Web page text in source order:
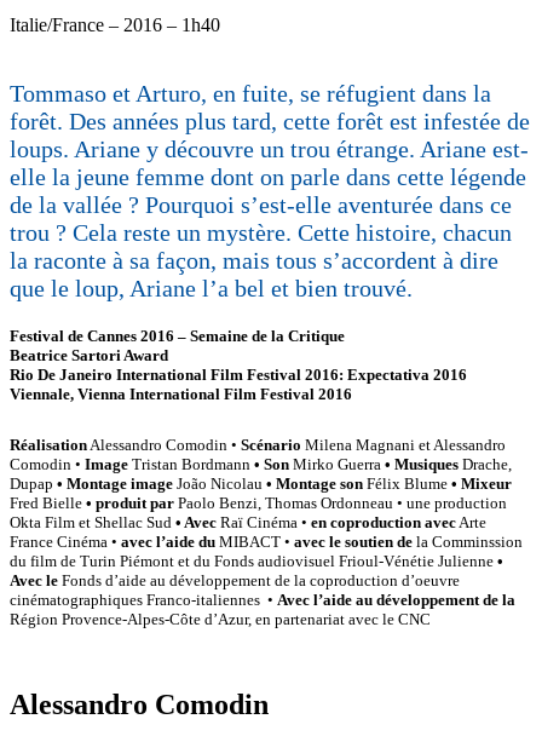
Italie/France – 2016 – 1h40
Tommaso et Arturo, en fuite, se réfugient dans la
forêt. Des années plus tard, cette forêt est infestée de
loups. Ariane y découvre un trou étrange. Ariane est-
elle la jeune femme dont on parle dans cette légende
de la vallée ? Pourquoi s’est-elle aventurée dans ce
trou ? Cela reste un mystère. Cette histoire, chacun
la raconte à sa façon, mais tous s’accordent à dire
que le loup, Ariane l’a bel et bien trouvé.
Festival de Cannes 2016 – Semaine de la Critique
Beatrice Sartori Award
Rio De Janeiro International Film Festival 2016: Expectativa 2016
Viennale, Vienna International Film Festival 2016
Réalisation Alessandro Comodin • Scénario Milena Magnani et Alessandro
Comodin • Image Tristan Bordmann • Son Mirko Guerra • Musiques Drache,
Dupap • Montage image João Nicolau • Montage son Félix Blume • Mixeur
Fred Bielle • produit par Paolo Benzi, Thomas Ordonneau • une production
Okta Film et Shellac Sud • Avec Raï Cinéma • en coproduction avec Arte
France Cinéma • avec l’aide du MIBACT • avec le soutien de la Comminssion
du film de Turin Piémont et du Fonds audiovisuel Frioul-Vénétie Julienne •
Avec le Fonds d’aide au développement de la coproduction d’oeuvre
cinématographiques Franco-italiennes • Avec l’aide au développement de la
Région Provence-Alpes-Côte d’Azur, en partenariat avec le CNC
Alessandro Comodin